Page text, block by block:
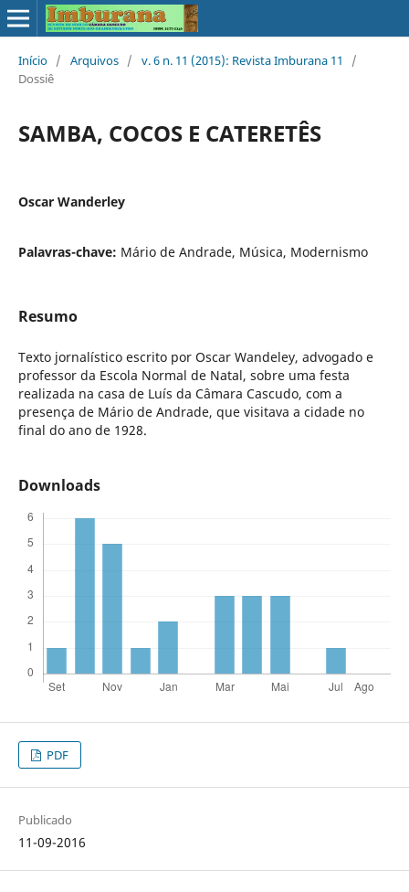
Início / Arquivos / v. 6 n. 11 (2015): Revista Imburana 11
/
Dossiê
SAMBA, COCOS E CATERETÊS
Oscar Wanderley
Palavras-chave: Mário de Andrade, Música, Modernismo
Resumo
Texto jornalístico escrito por Oscar Wandeley, advogado e
professor da Escola Normal de Natal, sobre uma festa
realizada na casa de Luís da Câmara Cascudo, com a
presença de Mário de Andrade, que visitava a cidade no
final do ano de 1928.
Downloads
PDF
Publicado
11-09-2016